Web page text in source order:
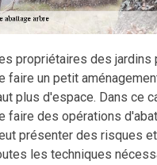
propriétaires des jardins
faire un petit
plus d'espace. Dans ce
faire des opérations
présenter des risques
les techniques